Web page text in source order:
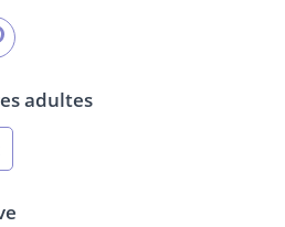
adultes